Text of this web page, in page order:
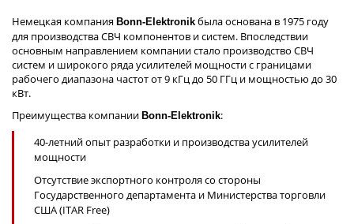
Немецкая компания Bonn-Elektronik была основана в 1975 году
для производства СВЧ компонентов и систем. Впоследствии
основным направлением компании стало производство СВЧ
систем и широкого ряда усилителей мощности с границами
рабочего диапазона частот от 9 кГц до 50 ГГц и мощностью до 30
кВт.
Преимущества компании Bonn-Elektronik:
40-летний опыт разработки и производства усилителей
мощности
Отсутствие экспортного контроля со стороны
Государственного департамента и Министерства торговли
США (ITAR Free)